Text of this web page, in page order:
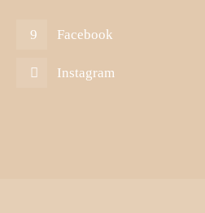
Facebook
Instagram